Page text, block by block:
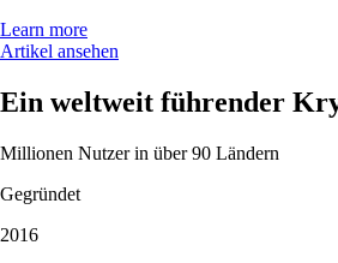
Learn more
Artikel ansehen
Ein weltweit führender
Millionen Nutzer in über 90 Ländern
Gegründet
2016